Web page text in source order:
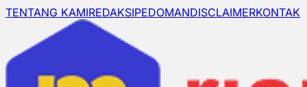
TENTANG KAMIREDAKSIPEDOMANDISCLAIMERKONTAK